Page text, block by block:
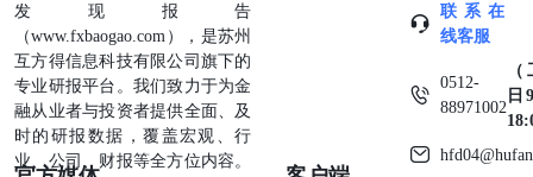
我们联络。 对于接收此份报告的英国投资者 本报告仅提供
给符合(I)不时修订之英国2000年金融服务及市场法令2005
年(金融推广)令(“金融服务令”)第19(5)条之人士及(II)属金融
服务令第49(2) (a)至(d)条(高净值公司或非公司社团等)之机
构人士，未经招银国际环球市场书面授权不得提供给其他任
何人。 对于接收此份报告的美国投资者 招银国际环球市场
不是在美国的注册经纪交易商。因此，招银国际环球市场不
发现报告
（www.fxbaogao.com），是苏州
互方得信息科技有限公司旗下的
专业研报平台。我们致力于为金
融从业者与投资者提供全面、及
时的研报数据，覆盖宏观、行
业、公司、财报等全方位内容。
联系在
线客服
0512-
88971002
日